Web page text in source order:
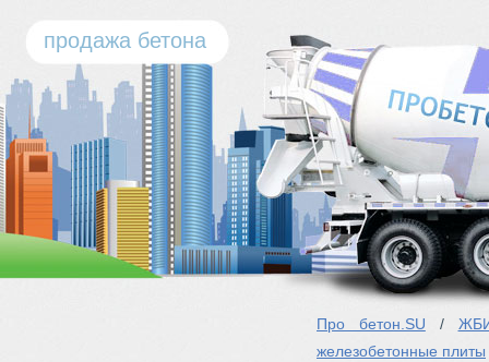
продажа бетона
Про бетон.SU /
железобетонные плиты